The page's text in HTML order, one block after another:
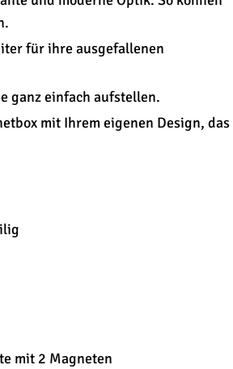
für ihre ausgefallenen
ganz einfach aufstellen.
mit Ihrem eigenen Design, das
mit 2 Magneten